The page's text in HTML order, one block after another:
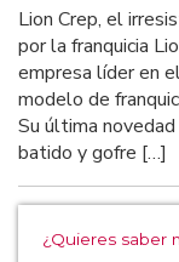
Lion Crep, el
por la franquicia
empresa líder en
modelo de
Su última novedad
batido y gofre […]
¿Quieres saber